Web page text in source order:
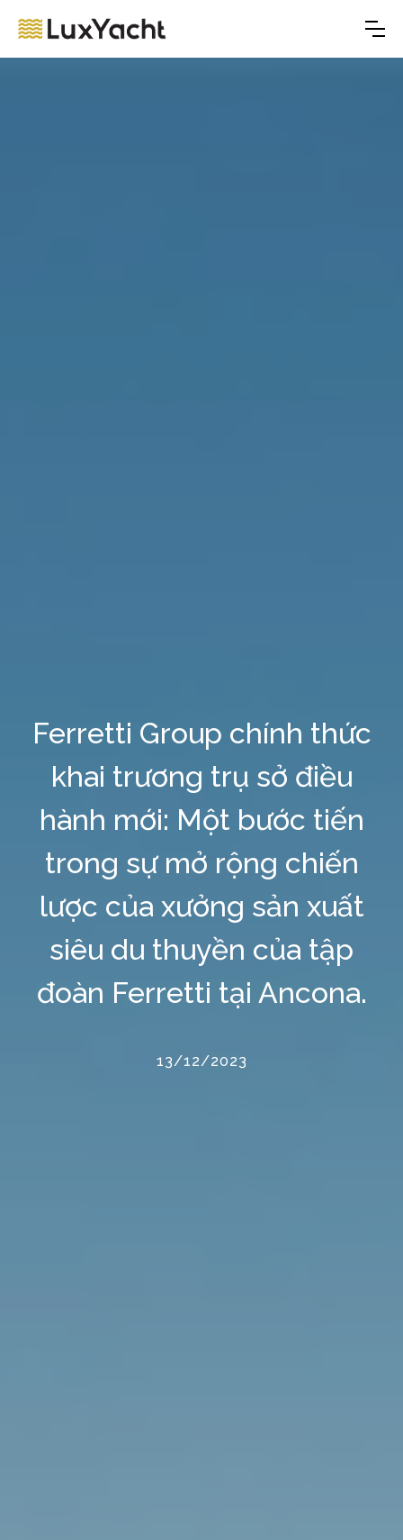
Ferretti Group chính thức
khai trương trụ sở điều
hành mới: Một bước tiến
trong sự mở rộng chiến
lược của xưởng sản xuất
siêu du thuyền của tập
đoàn Ferretti tại Ancona.
13/12/2023